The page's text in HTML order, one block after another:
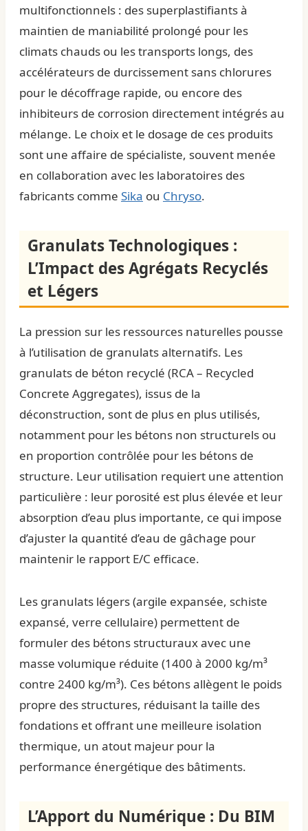
multifonctionnels : des superplastifiants à
maintien de maniabilité prolongé pour les
climats chauds ou les transports longs, des
accélérateurs de durcissement sans chlorures
pour le décoffrage rapide, ou encore des
inhibiteurs de corrosion directement intégrés au
mélange. Le choix et le dosage de ces produits
sont une affaire de spécialiste, souvent menée
en collaboration avec les laboratoires des
fabricants comme Sika ou Chryso.
Granulats Technologiques :
L’Impact des Agrégats Recyclés
et Légers
La pression sur les ressources naturelles pousse
à l’utilisation de granulats alternatifs. Les
granulats de béton recyclé (RCA – Recycled
Concrete Aggregates), issus de la
déconstruction, sont de plus en plus utilisés,
notamment pour les bétons non structurels ou
en proportion contrôlée pour les bétons de
structure. Leur utilisation requiert une attention
particulière : leur porosité est plus élevée et leur
absorption d’eau plus importante, ce qui impose
d’ajuster la quantité d’eau de gâchage pour
maintenir le rapport E/C efficace.
Les granulats légers (argile expansée, schiste
expansé, verre cellulaire) permettent de
formuler des bétons structuraux avec une
masse volumique réduite (1400 à 2000 kg/m³
contre 2400 kg/m³). Ces bétons allègent le poids
propre des structures, réduisant la taille des
fondations et offrant une meilleure isolation
thermique, un atout majeur pour la
performance énergétique des bâtiments.
L’Apport du Numérique : Du BIM